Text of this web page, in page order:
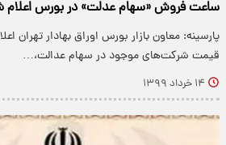
ساعت فروش «سهام عدلت» در بورس اعلام
پارسینه: معاون بازار بورس اوراق بهادار تهران
قیمت شرکت‌های موجود در سهام عدالت،…
۱۴ خرداد ۱۳۹۹